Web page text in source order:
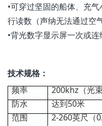
•可穿过坚固的船体、充
行读数（声纳无法通过空
•背光数字显示屏一次或
技术规格：
频率
200khz（光
防水
达到50米
范围
2-260英尺（